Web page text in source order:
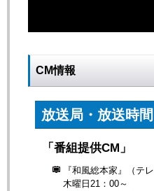
CM情報
放送局・放送時間
「番組提供CM」
『和風総本家』（
木曜日21：00～